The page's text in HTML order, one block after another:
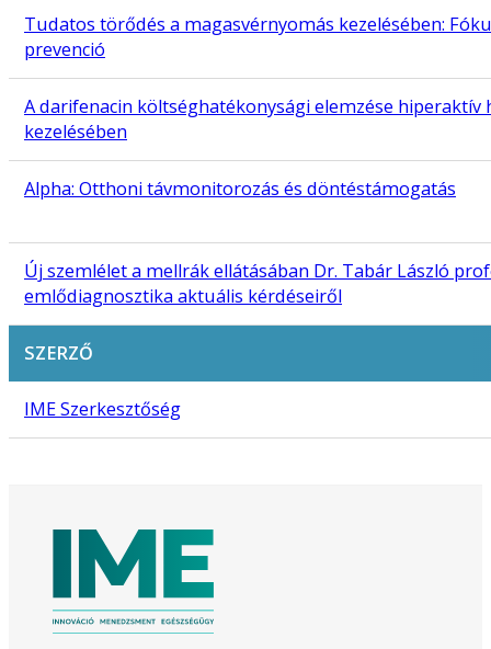
Tudatos törődés a magasvérnyomás kezelésében:
prevenció
A darifenacin költséghatékonysági elemzése hiperaktív
kezelésében
Alpha: Otthoni távmonitorozás és döntéstámogatás
Új szemlélet a mellrák ellátásában Dr. Tabár László
emlődiagnosztika aktuális kérdéseiről
SZERZŐ
IME Szerkesztőség